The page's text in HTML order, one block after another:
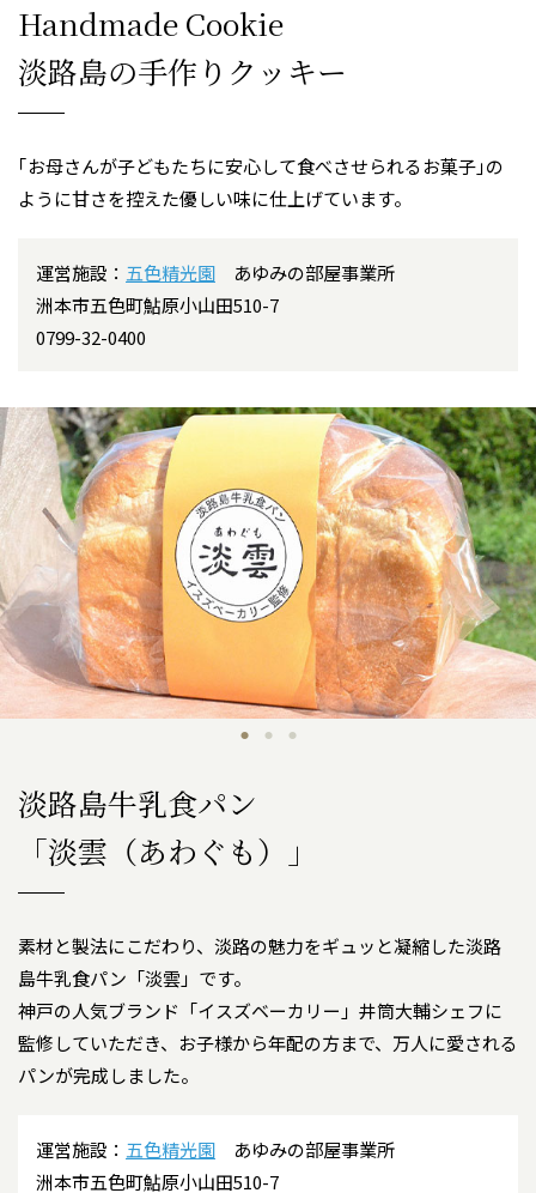
Handmade Cookie
淡路島の手作りクッキー
｢お母さんが子どもたちに安心して食べさせられるお菓子｣の
ように甘さを控えた優しい味に仕上げています。
運営施設： 五色精光園 あゆみの部屋事業所
洲本市五色町鮎原小山田510-7
0799-32-0400
淡路島牛乳食パン
「淡雲（あわぐも）」
素材と製法にこだわり、淡路の魅力をギュッと凝縮した淡路
島牛乳食パン「淡雲」です。
神戸の人気ブランド「イスズベーカリー」井筒大輔シェフに
監修していただき、お子様から年配の方まで、万人に愛される
パンが完成しました。
運営施設： 五色精光園 あゆみの部屋事業所
洲本市五色町鮎原小山田510-7